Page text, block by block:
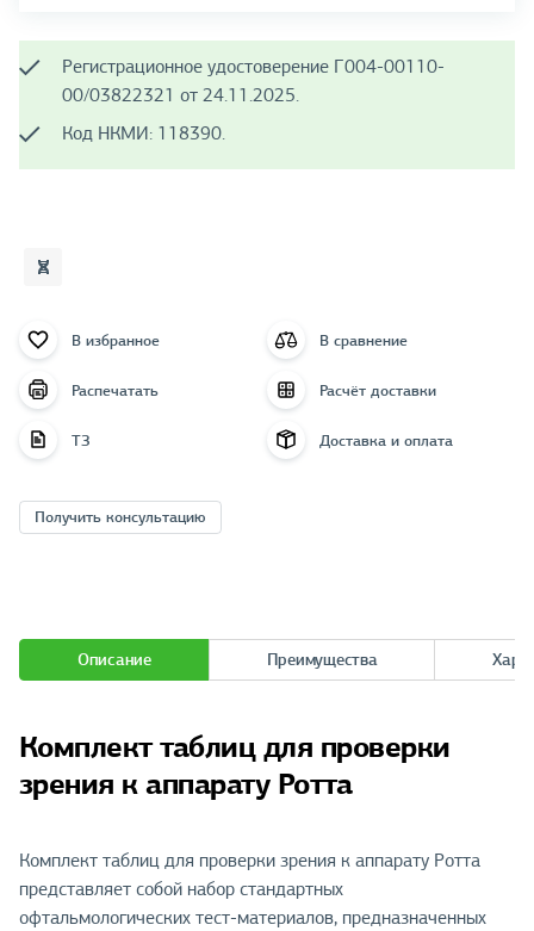
Регистрационное удостоверение Г004-00110-
00/03822321 от 24.11.2025.
Код НКМИ: 118390.
В избранное В сравнение
Распечатать Расчёт доставки
ТЗ Доставка и оплата
Получить консультацию
Описание Преимущества
Комплект таблиц для проверки
зрения к аппарату Ротта
Комплект таблиц для проверки зрения к аппарату Ротта
представляет собой набор стандартных
офтальмологических тест-материалов, предназначенных